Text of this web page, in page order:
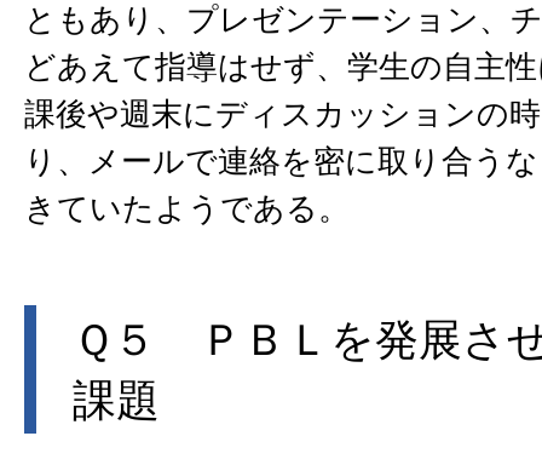
ともあり、プレゼンテーション、
どあえて指導はせず、学生の自主
課後や週末にディスカッションの
り、メールで連絡を密に取り合う
きていたようである。
Ｑ５ ＰＢＬを発展さ
課題